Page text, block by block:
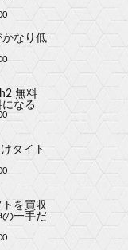
かなり低
無料
なる
タイト
を買収
の一手だ